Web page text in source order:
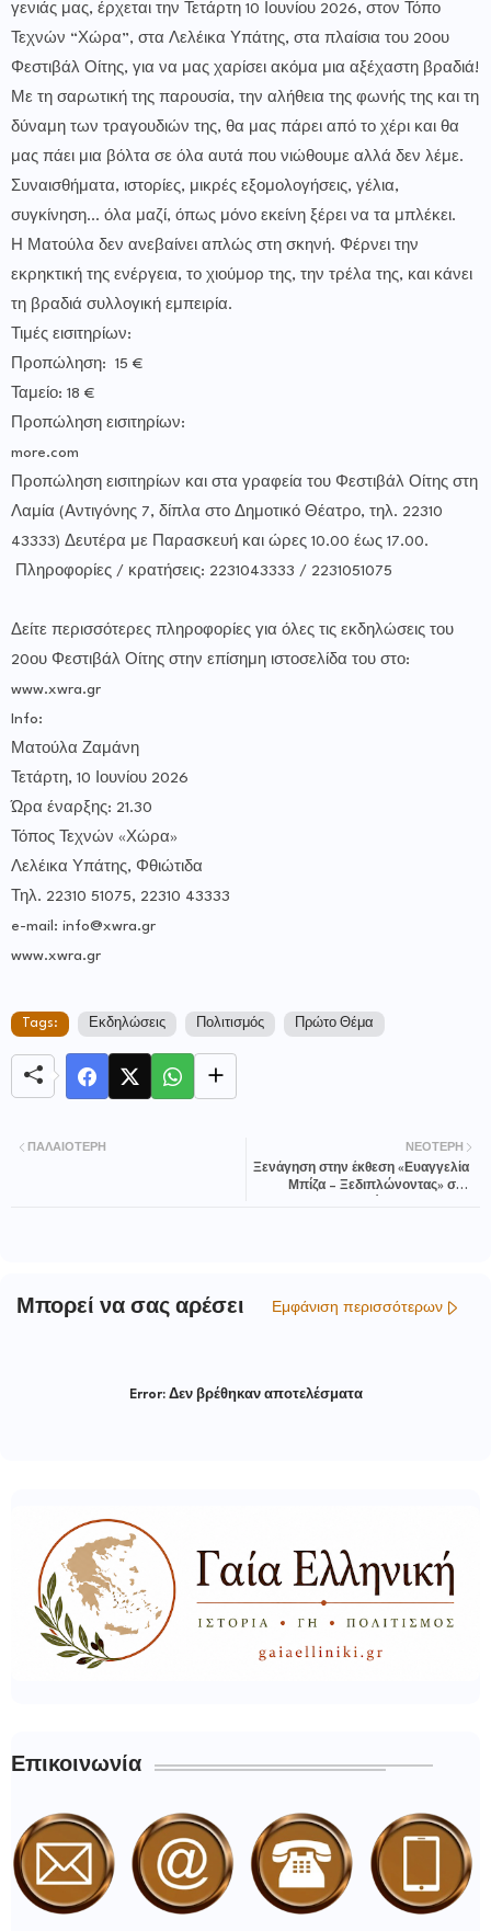
γενιάς μας, έρχεται την Τετάρτη 10 Ιουνίου 2026, στον Τόπο
Τεχνών “Χώρα”, στα Λελέικα Υπάτης, στα πλαίσια του 20ου
Φεστιβάλ Οίτης, για να μας χαρίσει ακόμα μια αξέχαστη βραδιά!
Με τη σαρωτική της παρουσία, την αλήθεια της φωνής της και τη
δύναμη των τραγουδιών της, θα μας πάρει από το χέρι και θα
μας πάει μια βόλτα σε όλα αυτά που νιώθουμε αλλά δεν λέμε.
Συναισθήματα, ιστορίες, μικρές εξομολογήσεις, γέλια,
συγκίνηση… όλα μαζί, όπως μόνο εκείνη ξέρει να τα μπλέκει.
Η Ματούλα δεν ανεβαίνει απλώς στη σκηνή. Φέρνει την
εκρηκτική της ενέργεια, το χιούμορ της, την τρέλα της, και κάνει
τη βραδιά συλλογική εμπειρία.
Τιμές εισιτηρίων:
Προπώληση: 15 €
Ταμείο: 18 €
Προπώληση εισιτηρίων:
more.com
Προπώληση εισιτηρίων και στα γραφεία του Φεστιβάλ Οίτης στη
Λαμία (Αντιγόνης 7, δίπλα στο Δημοτικό Θέατρο, τηλ. 22310
43333) Δευτέρα με Παρασκευή και ώρες 10.00 έως 17.00.
Πληροφορίες / κρατήσεις: 2231043333 / 2231051075
Δείτε περισσότερες πληροφορίες για όλες τις εκδηλώσεις του
20ου Φεστιβάλ Οίτης στην επίσημη ιστοσελίδα του στο:
www.xwra.gr
Info:
Ματούλα Ζαμάνη
Τετάρτη, 10 Ιουνίου 2026
Ώρα έναρξης: 21.30
Τόπος Τεχνών «Χώρα»
Λελέικα Υπάτης, Φθιώτιδα
Τηλ. 22310 51075, 22310 43333
e-mail: info@xwra.gr
www.xwra.gr
Tags: Εκδηλώσεις Πολιτισμός Πρώτο Θέμα
ΝΕΌΤΕΡΗ
Ξενάγηση στην έκθεση «Ευαγγελία
Μπίζα – Ξεδιπλώνοντας» στο
ΠΑΛΑΙΌΤΕΡΗ
Μπορεί να σας αρέσει Εμφάνιση περισσότερων
Error:Δεν βρέθηκαν αποτελέσματα
Επικοινωνία